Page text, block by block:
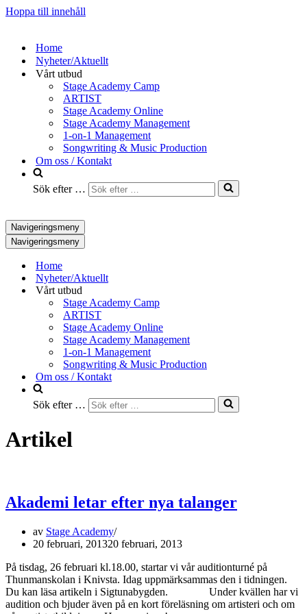
Hoppa till innehåll
Home
Nyheter/Aktuellt
Vårt utbud
Stage Academy Camp
ARTIST
Stage Academy Online
Stage Academy Management
1-on-1 Management
Songwriting & Music Production
Om oss / Kontakt
Sök efter …
Navigeringsmeny
Navigeringsmeny
Home
Nyheter/Aktuellt
Vårt utbud
Stage Academy Camp
ARTIST
Stage Academy Online
Stage Academy Management
1-on-1 Management
Songwriting & Music Production
Om oss / Kontakt
Sök efter …
Artikel
Akademi letar efter nya talanger
av Stage Academy
20 februari, 201320 februari, 2013
På tisdag, 26 februari kl.18.00, startar vi vår auditionturné på
Thunmanskolan i Knivsta. Idag uppmärksammas den i tidningen.
Du kan läsa artikeln i Sigtunabygden. Under kvällen har vi
audition och bjuder även på en kort föreläsning om artisteri och om